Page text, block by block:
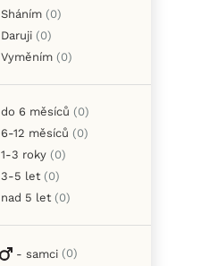
Sháním (0)
Daruji (0)
Vyměním (0)
do 6 měsíců (0)
6-12 měsíců (0)
1-3 roky (0)
3-5 let (0)
nad 5 let (0)
- samci (0)